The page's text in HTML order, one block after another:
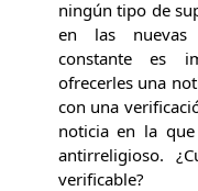
ningún tipo de
en las nuevas
constante es
ofrecerles una
con una
noticia en la
antirreligioso.
verificable?